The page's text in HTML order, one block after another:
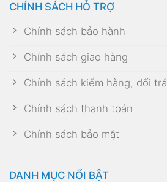
CHÍNH SÁCH HỖ TRỢ
Chính sách bảo hành
Chính sách giao hàng
Chính sách kiểm hàng, đổi trả
Chính sách thanh toán
Chính sách bảo mật
DANH MỤC NỔI BẬT